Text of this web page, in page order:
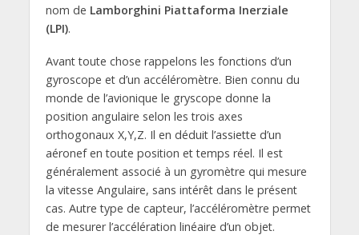
nom de Lamborghini Piattaforma Inerziale
(LPI).
Avant toute chose rappelons les fonctions d’un
gyroscope et d’un accéléromètre. Bien connu du
monde de l’avionique le gryscope donne la
position angulaire selon les trois axes
orthogonaux X,Y,Z. Il en déduit l’assiette d’un
aéronef en toute position et temps réel. Il est
généralement associé à un gyromètre qui mesure
la vitesse Angulaire, sans intérêt dans le présent
cas. Autre type de capteur, l’accéléromètre permet
de mesurer l’accélération linéaire d’un objet.